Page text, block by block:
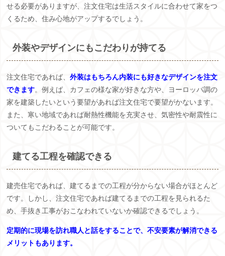
せる必要がありますが、注文住宅は生活スタイルに合わせて家をつ
くるため、住み心地がアップするでしょう。
外装やデザインにもこだわりが持てる
注文住宅であれば、外装はもちろん内装にも好きなデザインを注文
できます。例えば、カフェの様な家が好きな方や、ヨーロッパ調の
家を建築したいという要望があれば注文住宅で要望がかないます。
また、寒い地域であれば耐熱性機能を充実させ、気密性や耐震性に
ついてもこだわることが可能です。
建てる工程を確認できる
建売住宅であれば、建てるまでの工程が分からない場合がほとんど
です。しかし、注文住宅であれば建てるまでの工程を見られるた
め、手抜き工事がおこなわれていないか確認できるでしょう。
定期的に現場を訪れ職人と話をすることで、不安要素が解消できる
メリットもあります。